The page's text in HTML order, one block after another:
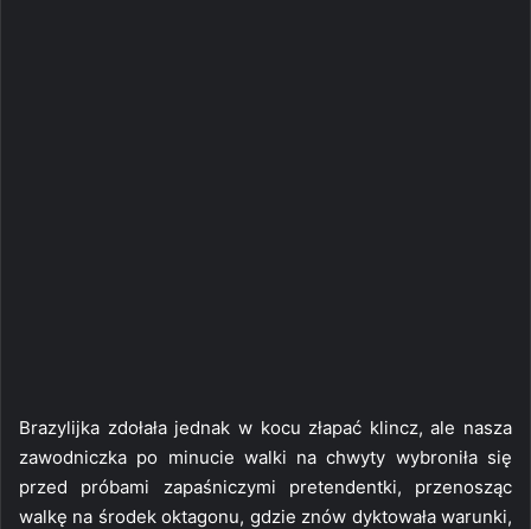
Brazylijka zdołała jednak w kocu złapać klincz, ale nasza
zawodniczka po minucie walki na chwyty wybroniła się
przed próbami zapaśniczymi pretendentki, przenosząc
walkę na środek oktagonu, gdzie znów dyktowała warunki,